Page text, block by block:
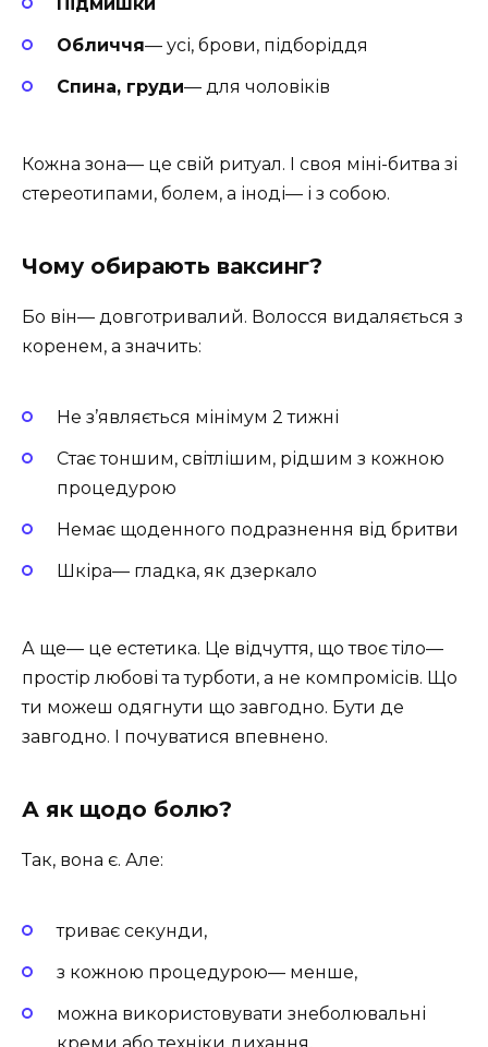
Обличчя— усі, брови, підборіддя
Спина, груди— для чоловіків
Кожна зона— це свій ритуал. І своя міні-битва зі
стереотипами, болем, а іноді— і з собою.
Чому обирають ваксинг?
Бо він— довготривалий. Волосся видаляється з
коренем, а значить:
Не з’являється мінімум 2 тижні
Стає тоншим, світлішим, рідшим з кожною
процедурою
Немає щоденного подразнення від бритви
Шкіра— гладка, як дзеркало
А ще— це естетика. Це відчуття, що твоє тіло—
простір любові та турботи, а не компромісів. Що
ти можеш одягнути що завгодно. Бути де
завгодно. І почуватися впевнено.
А як щодо болю?
Так, вона є. Але:
триває секунди,
з кожною процедурою— менше,
можна використовувати знеболювальні